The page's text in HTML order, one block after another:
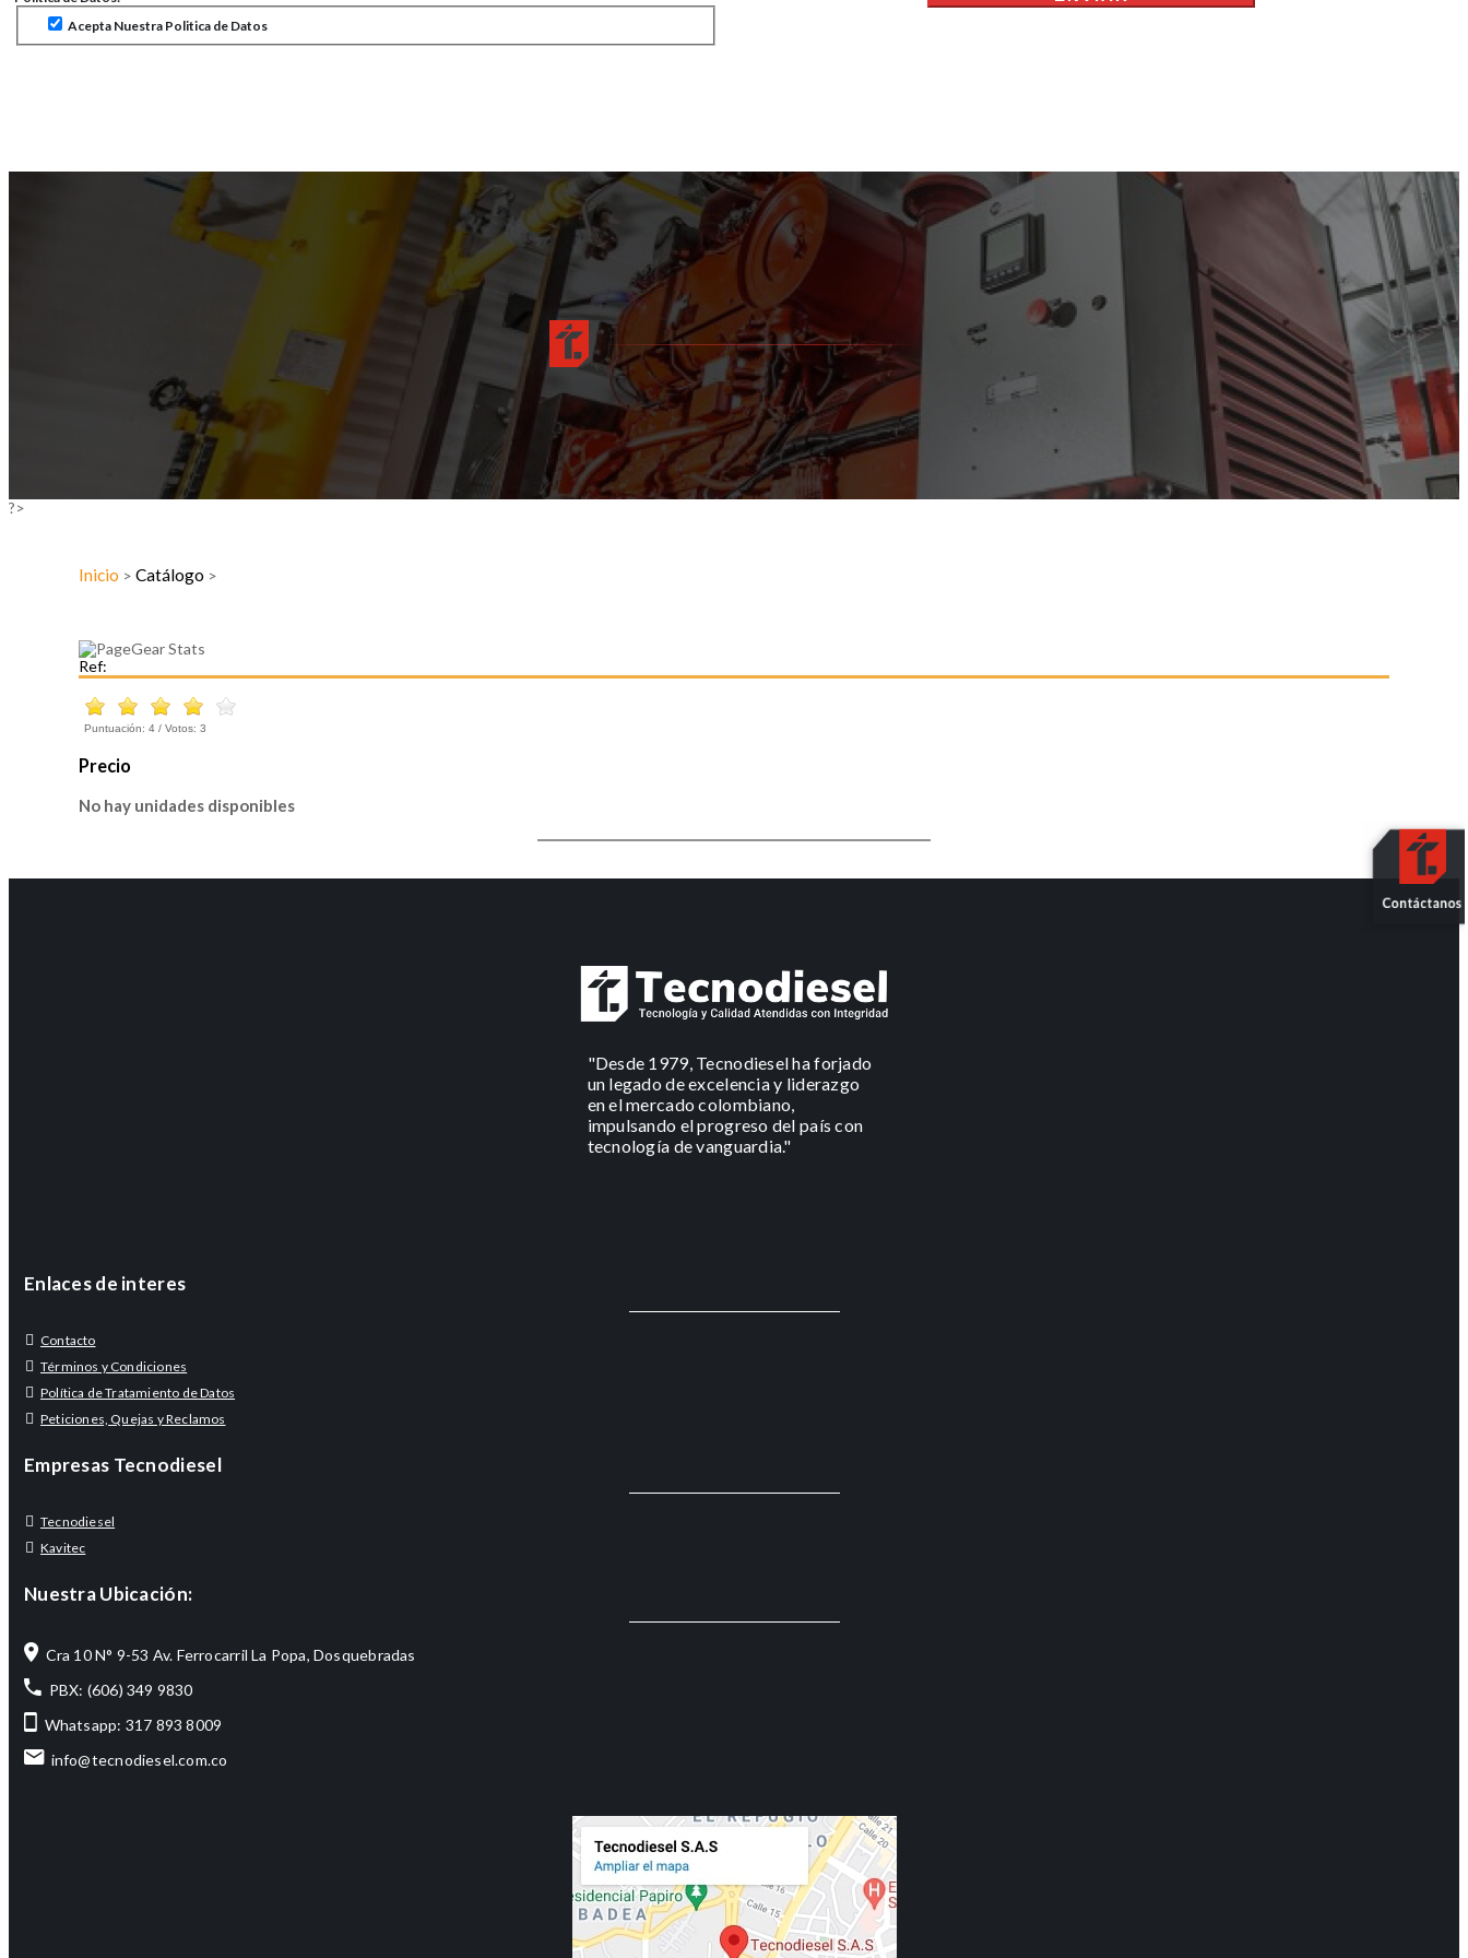
Acepta Nuestra Politica de Datos
?>
Inicio > Catálogo >
Ref:
Puntuación: 4 / Votos: 3
Precio
No hay unidades disponibles
"Desde 1979, Tecnodiesel ha forjado
un legado de excelencia y liderazgo
en el mercado colombiano,
impulsando el progreso del país con
tecnología de vanguardia."
Enlaces de interes
Contacto
Términos y Condiciones
Política de Tratamiento de Datos
Peticiones, Quejas y Reclamos
Empresas Tecnodiesel
Tecnodiesel
Kavitec
Nuestra Ubicación:
Cra 10 N° 9-53 Av. Ferrocarril La Popa, Dosquebradas
PBX: (606) 349 9830
Whatsapp: 317 893 8009
info@tecnodiesel.com.co